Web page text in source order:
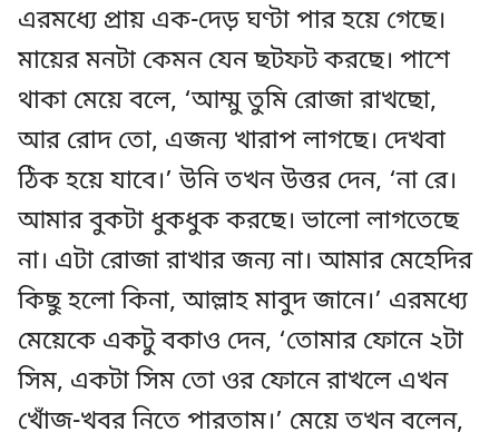
এরমধ্যে প্রায় এক-দেড় ঘণ্টা পার হয়ে গেছে।
মায়ের মনটা কেমন যেন ছটফট করছে। পাশে
থাকা মেয়ে বলে, ‘আম্মু তুমি রোজা রাখছো,
আর রোদ তো, এজন্য খারাপ লাগছে। দেখবা
ঠিক হয়ে যাবে।’ উনি তখন উত্তর দেন, ‘না রে।
আমার বুকটা ধুকধুক করছে। ভালো লাগতেছে
না। এটা রোজা রাখার জন্য না। আমার মেহেদির
কিছু হলো কিনা, আল্লাহ মাবুদ জানে।’ এরমধ্যে
মেয়েকে একটু বকাও দেন, ‘তোমার ফোনে ২টা
সিম, একটা সিম তো ওর ফোনে রাখলে এখন
খোঁজ-খবর নিতে পারতাম।’ মেয়ে তখন বলেন,